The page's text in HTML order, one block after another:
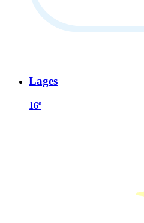
Lages
16º